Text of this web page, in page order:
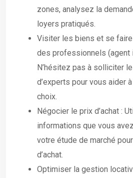
zones, analysez la
loyers pratiqués.
Visiter les biens et se
des professionnels (agent
N’hésitez pas à solliciter
d’experts pour vous aider
choix.
Négocier le prix d’achat :
informations que vous
votre étude de marché
d’achat.
Optimiser la gestion